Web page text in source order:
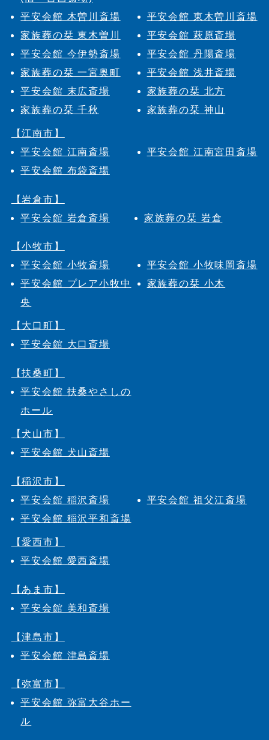
平安会館 木曽川斎場
平安会館 東木曽川斎場
家族葬の栞 東木曽川
平安会館 萩原斎場
平安会館 今伊勢斎場
平安会館 丹陽斎場
家族葬の栞 一宮奥町
平安会館 浅井斎場
平安会館 末広斎場
家族葬の栞 北方
家族葬の栞 千秋
家族葬の栞 神山
【江南市】
平安会館 江南斎場
平安会館 江南宮田斎場
平安会館 布袋斎場
【岩倉市】
平安会館 岩倉斎場
家族葬の栞 岩倉
【小牧市】
平安会館 小牧斎場
平安会館 小牧味岡斎場
平安会館 プレア小牧中
央
家族葬の栞 小木
【大口町】
平安会館 大口斎場
【扶桑町】
平安会館 扶桑やさしの
ホール
【犬山市】
平安会館 犬山斎場
【稲沢市】
平安会館 稲沢斎場
平安会館 祖父江斎場
平安会館 稲沢平和斎場
【愛西市】
平安会館 愛西斎場
【あま市】
平安会館 美和斎場
【津島市】
平安会館 津島斎場
【弥富市】
平安会館 弥富大谷ホー
ル